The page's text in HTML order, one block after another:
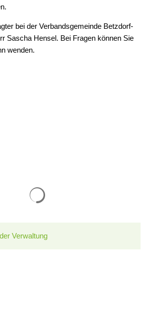
bei der Verbandsgemeinde Betzdorf-
Sascha Hensel. Bei Fragen können Sie
wenden.
Verwaltung